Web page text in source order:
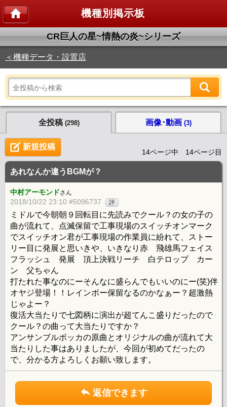
機種別掲示板
CR巨人の星~情熱の炎~シリーズ
＜機種データ・設置店
全投稿 (298) 画像･動画 (3)
新規投稿
14ページ中 14ページ目
あれなんか違うBGMが？
中村アーモンドさん
2018/10/22 23:10 #5096737 評
ミドルで今朝朝９回転目に先読みでクール？の女の子の
曲が流れて、点滅保留で工事現場のスイッチオンマーク
でスイッチオン君が工事現場の作業員に紛れて、ストー
リー目に発展と思いきや、いきなり赤 飛雄馬フェイス
フラッシュ 発展 頂上決戦リーチ 白テロップ カー
ン 父ちゃん
打たれた事なのにーそんなに盛らんでもいいのにー(笑)伴
オヤジ登場！！レインボー保留なるのかなぁー？超激熱
じゃよー？
復活大当たりで七図柄に演出が超てんこ盛りだったので
クール？の曲って大当たりですか？
アンサンブルボッカの原曲とオリジナルの曲が流れて大
当たりした事はありましたが、今回が初めてだったの
で、分かる方よろしくお願い致します。
返信できます